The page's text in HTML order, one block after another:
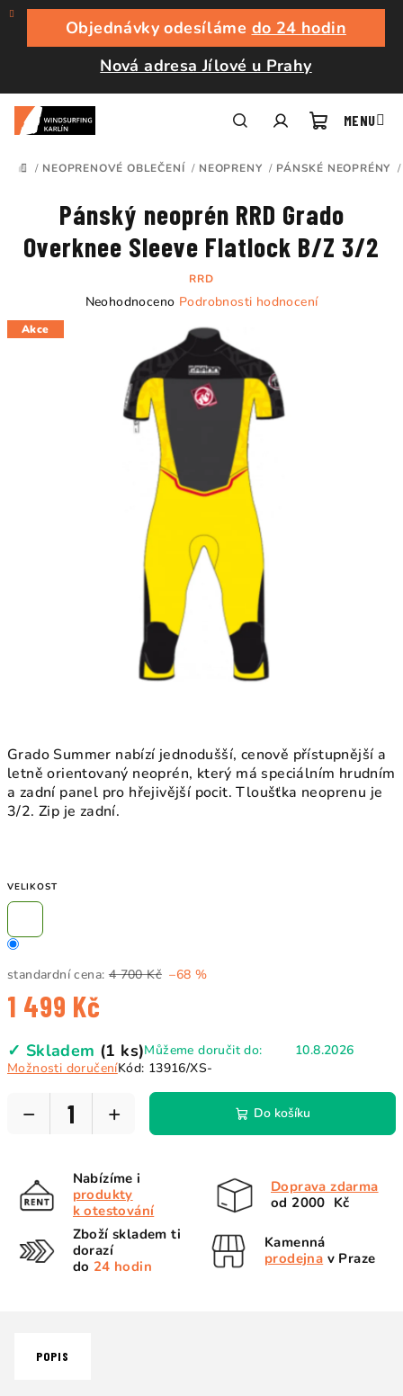
Přejít
obsah
Objednávky odesíláme do 24 hodin
Nová adresa Jílové u Prahy
košík
DOMŮ
/ NEOPRENOVÉ OBLEČENÍ / NEOPRENY / PÁNSKÉ NEOPRÉNY /
Grado Summer nabízí jednodušší, cenově přístupnější a
letně orientovaný neoprén, který má speciálním hrudním
a zadní panel pro hřejivější pocit. Tloušťka neoprenu je
3/2. Zip je zadní.
VELIKOST
standardní cena: 4 700 Kč –68 %
1 499 Kč
cena:
✓ Skladem (1 ks)Můžeme doručit do:
10.8.2026
Možnosti doručeníKód: 13916/XS-
+
− Do košíku
Pánský neoprén RRD Grado
Overknee Sleeve Flatlock B/Z 3/2
RRD
Průměrné
hvězdiček.
Neohodnoceno Podrobnosti hodnocení
Akce
Nabízíme i
produkty
k otestování
Doprava zdarma
od 2000 Kč
Zboží skladem ti
dorazí
do 24 hodin
Kamenná
prodejna v Praze
POPIS